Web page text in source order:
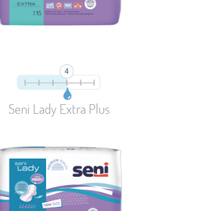
Seni Lady Extra Plus